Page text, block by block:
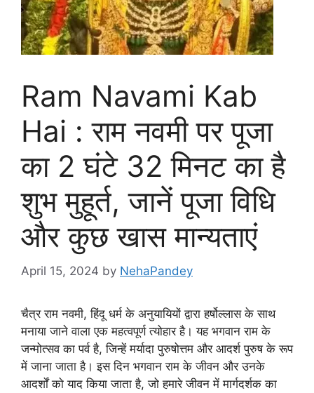
Ram Navami Kab
Hai : राम नवमी पर पूजा
का 2 घंटे 32 मिनट का है
शुभ मुहूर्त, जानें पूजा विधि
और कुछ खास मान्यताएं
April 15, 2024 by NehaPandey
चैत्र राम नवमी, हिंदू धर्म के अनुयायियों द्वारा हर्षोल्लास के साथ
मनाया जाने वाला एक महत्वपूर्ण त्योहार है। यह भगवान राम के
जन्मोत्सव का पर्व है, जिन्हें मर्यादा पुरुषोत्तम और आदर्श पुरुष के रूप
में जाना जाता है। इस दिन भगवान राम के जीवन और उनके
आदर्शों को याद किया जाता है, जो हमारे जीवन में मार्गदर्शक का